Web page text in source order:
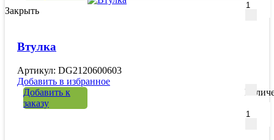
Закрыть
Втулка
Артикул: DG2120600603
Добавить в избранное
Добавить к
заказу